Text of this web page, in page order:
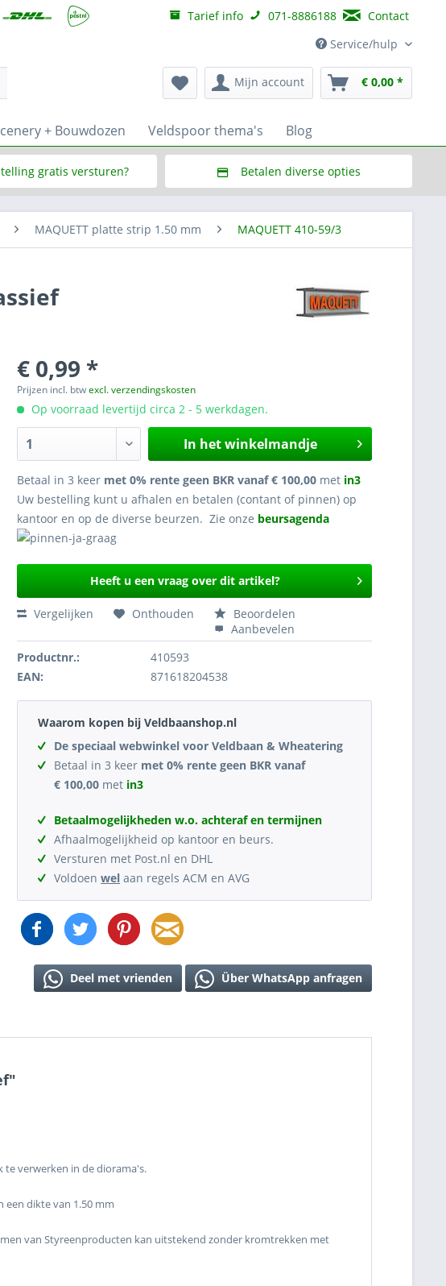
Tarief info 071-8886188
Contact
Service/hulp
Mijn account € 0,00 *
+ Bouwdozen Veldspoor thema's Blog
gratis versturen? Betalen diverse opties
MAQUETT platte strip 1.50 mm MAQUETT 410-59/3
€ 0,99 *
Prijzen incl. btwexcl. verzendingskosten
Op voorraad levertijd circa 2 - 5 werkdagen.
In het winkelmandje
Betaal in 3 keer met 0% rente geen BKR vanaf € 100,00 met in3
Uw bestelling kunt u afhalen en betalen (contant of pinnen) op
kantoor en op de diverse beurzen. Zie onze beursagenda
Heeft u een vraag over dit artikel?
Vergelijken Onthouden
Beoordelen
Aanbevelen
Productnr.:
410593
EAN:
871618204538
Waarom kopen bij Veldbaanshop.nl
De speciaal webwinkel voor Veldbaan & Wheatering
Betaal in 3 keer met 0% rente geen BKR vanaf
€ 100,00 met in3
Betaalmogelijkheden w.o. achteraf en termijnen
Afhaalmogelijkheid op kantoor en beurs.
Versturen met Post.nl en DHL
Voldoenwel aan regels ACM en AVG
Deel met vrienden Über WhatsApp anfragen
te verwerken in de diorama's.
een dikte van 1.50 mm
van Styreenproducten kan uitstekend zonder kromtrekken met